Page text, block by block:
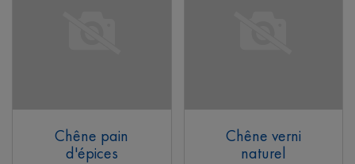
Chêne pain
d'épices
Chêne verni
naturel